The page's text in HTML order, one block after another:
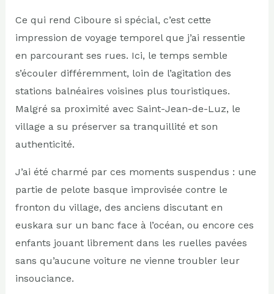
Ce qui rend Ciboure si spécial, c’est cette
impression de voyage temporel que j’ai ressentie
en parcourant ses rues. Ici, le temps semble
s’écouler différemment, loin de l’agitation des
stations balnéaires voisines plus touristiques.
Malgré sa proximité avec Saint-Jean-de-Luz, le
village a su préserver sa tranquillité et son
authenticité.
J’ai été charmé par ces moments suspendus : une
partie de pelote basque improvisée contre le
fronton du village, des anciens discutant en
euskara sur un banc face à l’océan, ou encore ces
enfants jouant librement dans les ruelles pavées
sans qu’aucune voiture ne vienne troubler leur
insouciance.